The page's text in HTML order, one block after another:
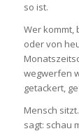
so ist.
Wer kommt,
oder von
wegwerfen
getackert,
Mensch
sagt: schau